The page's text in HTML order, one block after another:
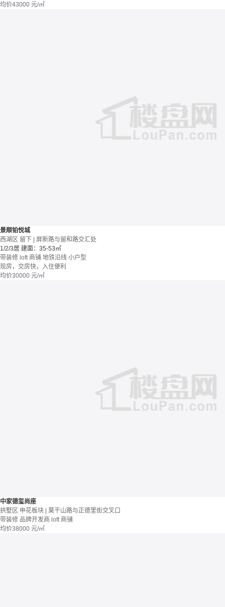
均价43000 元/㎡
景顺铂悦城
西湖区 留下 | 屏新路与留和路交汇处
1/2/3居 建面：35-53㎡
带装修 loft 商铺 地铁沿线 小户型
现房，交房快，入住便利
均价30000 元/㎡
中家德玺尚座
拱墅区 申花板块 | 莫干山路与正德里街交叉口
带装修 品牌开发商 loft 商铺
均价38000 元/㎡